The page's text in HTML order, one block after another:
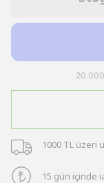
1000 TL üzeri
15 gün içinde